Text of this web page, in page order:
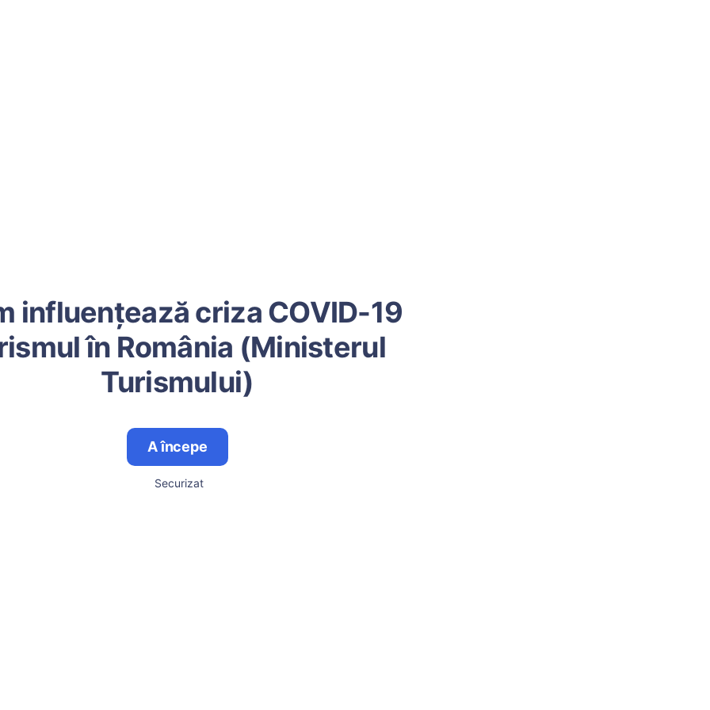
influenţează criza COVID-19
în România (Ministerul
Turismului)
A începe
Securizat